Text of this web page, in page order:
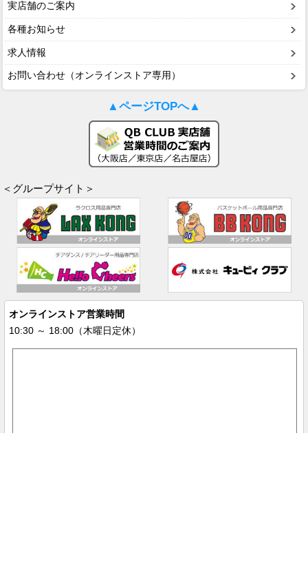
実店舗のご案内
各種お知らせ
求人情報
お問い合わせ（オンラインストア専用）
▲ページTOPへ▲
＜グループサイト＞
オンラインストア営業時間
10:30 ～ 18:00（木曜日定休）